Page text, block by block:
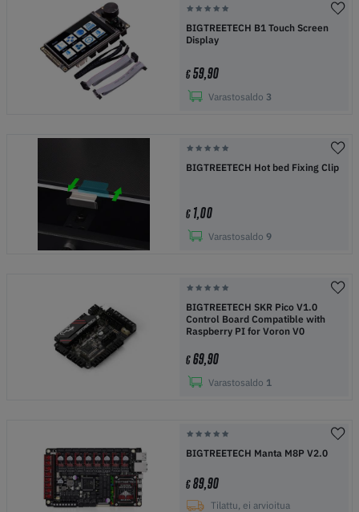
BIGTREETECH B1 Touch Screen
Display
€59,90
Varastosaldo 3
BIGTREETECH Hot bed Fixing Clip
€1,00
Varastosaldo 9
BIGTREETECH SKR Pico V1.0
Control Board Compatible with
Raspberry PI for Voron V0
€69,90
Varastosaldo 1
BIGTREETECH Manta M8P V2.0
€89,90
Tilattu, ei arvioitua